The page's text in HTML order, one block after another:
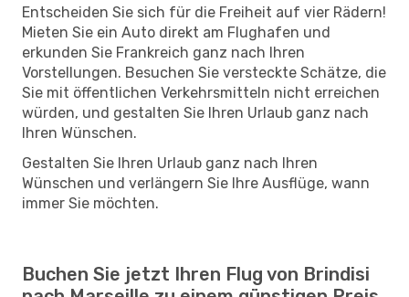
Entscheiden Sie sich für die Freiheit auf vier Rädern!
Mieten Sie ein Auto direkt am Flughafen und
erkunden Sie Frankreich ganz nach Ihren
Vorstellungen. Besuchen Sie versteckte Schätze, die
Sie mit öffentlichen Verkehrsmitteln nicht erreichen
würden, und gestalten Sie Ihren Urlaub ganz nach
Ihren Wünschen.
Gestalten Sie Ihren Urlaub ganz nach Ihren
Wünschen und verlängern Sie Ihre Ausflüge, wann
immer Sie möchten.
Buchen Sie jetzt Ihren Flug von Brindisi